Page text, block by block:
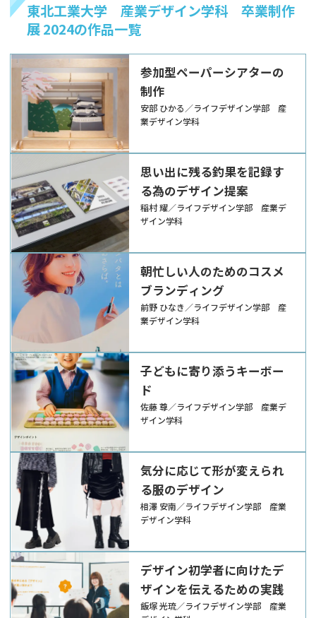
東北工業大学 産業デザイン学科 卒業制作
展 2024の作品一覧
参加型ペーパーシアターの
制作
安部 ひかる／ライフデザイン学部 産
業デザイン学科
思い出に残る釣果を記録す
る為のデザイン提案
稲村 耀／ライフデザイン学部 産業デ
ザイン学科
朝忙しい人のためのコスメ
ブランディング
前野 ひなき／ライフデザイン学部 産
業デザイン学科
子どもに寄り添うキーボー
ド
佐藤 尊／ライフデザイン学部 産業デ
ザイン学科
気分に応じて形が変えられ
る服のデザイン
相澤 安南／ライフデザイン学部 産業
デザイン学科
デザイン初学者に向けたデ
ザインを伝えるための実践
飯塚 光琉／ライフデザイン学部 産業